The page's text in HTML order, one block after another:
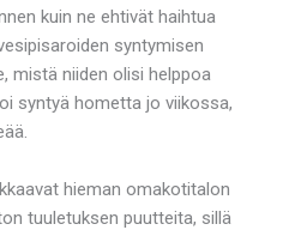
kuin ne ehtivät haihtua
syntymisen
mistä niiden olisi helppoa
syntyä hometta jo viikossa,
hieman omakotitalon
tuuletuksen puutteita, sillä